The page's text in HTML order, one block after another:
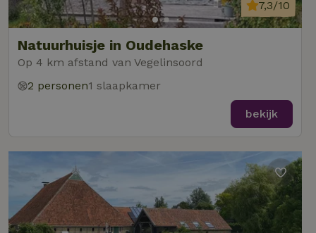
Natuurhuisje in Oudehaske
Op 4 km afstand van Vegelinsoord
7,3/10
2 personen1 slaapkamer
bekijk